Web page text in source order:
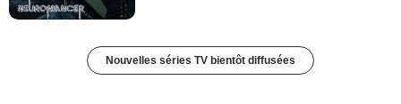
Nouvelles séries TV bientôt diffusées